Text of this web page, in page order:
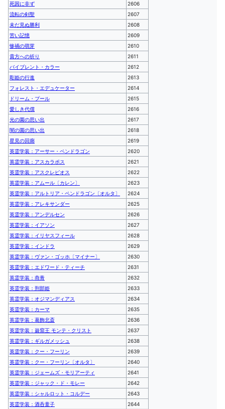
死因に非ず
2606
流転の剣聖
2607
未だ見ぬ勝利
2608
苦い記憶
2609
惨禍の萌芽
2610
貴方への祈り
2611
バイブレント・カラー
2612
彫姫の行進
2613
フォレスト・エデュケーター
2614
ドリーム・プール
2615
愛しき代償
2616
光の園の思い出
2617
闇の園の思い出
2618
星見の回廊
2619
英霊学装：アーサー・ペンドラゴン
2620
英霊学装：アスカラポス
2621
英霊学装：アスクレピオス
2622
英霊学装：アムール〔カレン〕
2623
英霊学装：アルトリア・ペンドラゴン〔オルタ〕
2624
英霊学装：アレキサンダー
2625
英霊学装：アンデルセン
2626
英霊学装：イアソン
2627
英霊学装：イリヤスフィール
2628
英霊学装：インドラ
2629
英霊学装：ヴァン・ゴッホ〔マイナー〕
2630
英霊学装：エドワード・ティーチ
2631
英霊学装：燕青
2632
英霊学装：刑部姫
2633
英霊学装：オジマンディアス
2634
英霊学装：カーマ
2635
英霊学装：葛飾北斎
2636
英霊学装：巌窟王 モンテ・クリスト
2637
英霊学装：ギルガメッシュ
2638
英霊学装：クー・フーリン
2639
英霊学装：クー・フーリン〔オルタ〕
2640
英霊学装：ジェームズ・モリアーティ
2641
英霊学装：ジャック・ド・モレー
2642
英霊学装：シャルロット・コルデー
2643
英霊学装：酒呑童子
2644